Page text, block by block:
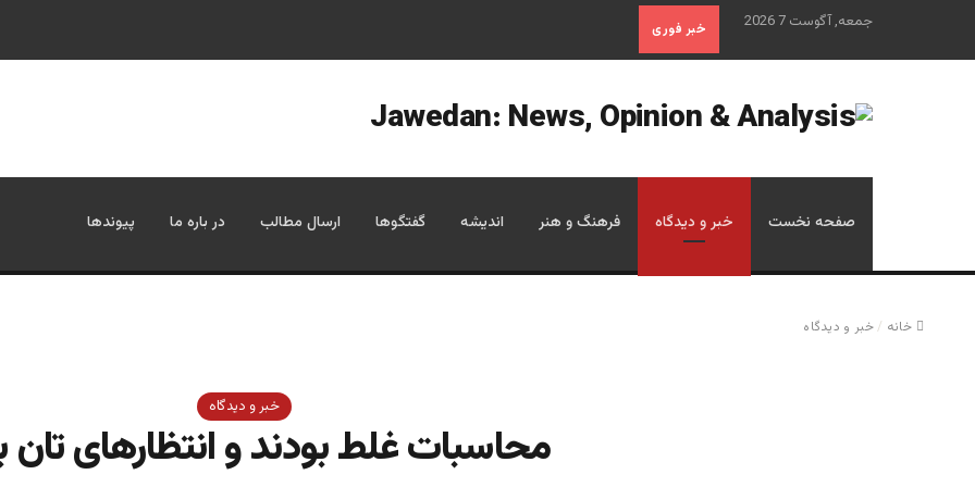
جمعه, آگوست 7 2026 خبر فوری
صفحه نخست خبر و دیدگاه فرهنگ و هنر اندیشه گفتگوها ارسال مطالب در باره ما پیوندها
خانه /خبر و دیدگاه
خبر و دیدگاه
محاسبات غلط بودند و انتظارهای تان